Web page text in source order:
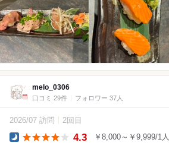
melo_0306
口コミ 29件 フォロワー 37人
2026/07 訪問 2回目
4.3 ￥8,000～￥9,999/1人